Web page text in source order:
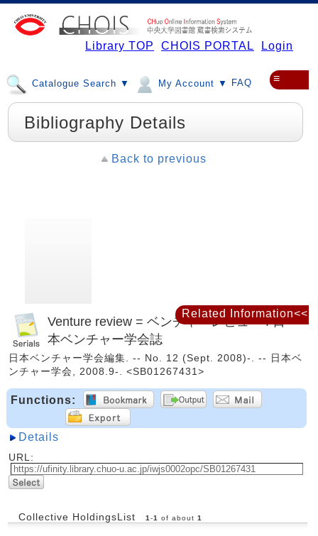
Library TOP CHOIS PORTAL Login
Catalogue Search ▼ My Account ▼ FAQ ≡
Bibliography Details
Back to previous
Venture review = ベンチャーレビュー : 日
本ベンチャー学会誌
日本ベンチャー学会編集. -- No. 12 (Sept. 2008)-. -- 日本ベ
ンチャー学会, 2008.9-. <SB01267431>
Functions:
Details
URL:
Collective HoldingsList 1 -1 of about 1
Related Information<<